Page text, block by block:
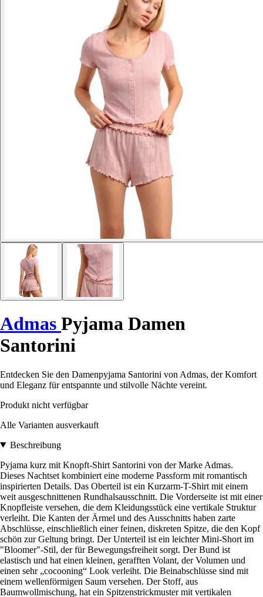
Admas Pyjama Damen
Santorini
Entdecken Sie den Damenpyjama Santorini von Admas, der Komfort
und Eleganz für entspannte und stilvolle Nächte vereint.
Produkt nicht verfügbar
Alle Varianten ausverkauft
Beschreibung
Pyjama kurz mit Knopft-Shirt Santorini von der Marke Admas.
Dieses Nachtset kombiniert eine moderne Passform mit romantisch
inspirierten Details. Das Oberteil ist ein Kurzarm-T-Shirt mit einem
weit ausgeschnittenen Rundhalsausschnitt. Die Vorderseite ist mit einer
Knopfleiste versehen, die dem Kleidungsstück eine vertikale Struktur
verleiht. Die Kanten der Ärmel und des Ausschnitts haben zarte
Abschlüsse, einschließlich einer feinen, diskreten Spitze, die den Kopf
schön zur Geltung bringt. Der Unterteil ist ein leichter Mini-Short im
"Bloomer"-Stil, der für Bewegungsfreiheit sorgt. Der Bund ist
elastisch und hat einen kleinen, gerafften Volant, der Volumen und
einen sehr „cocooning“ Look verleiht. Die Beinabschlüsse sind mit
einem wellenförmigen Saum versehen. Der Stoff, aus
Baumwollmischung, hat ein Spitzenstrickmuster mit vertikalen